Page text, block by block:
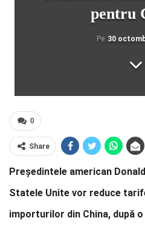
pentru
Pe 30
0
Share
Președintele american
Statele Unite vor reduce
importurilor din China, după